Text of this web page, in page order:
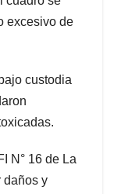
excesivo de
custodia
N° 16 de La
daños y